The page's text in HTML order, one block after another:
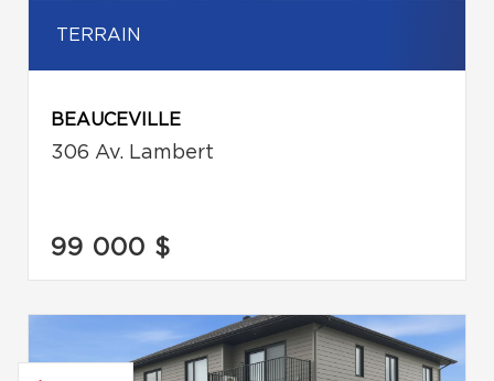
TERRAIN
BEAUCEVILLE
306 Av. Lambert
99 000 $